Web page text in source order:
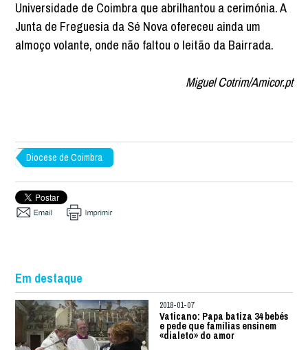
Universidade de Coimbra que abrilhantou a cerimónia. A
Junta de Freguesia da Sé Nova ofereceu ainda um
almoço volante, onde não faltou o leitão da Bairrada.
Miguel Cotrim/Amicor.pt
Diocese de Coimbra
Em destaque
2018-01-07
Vaticano: Papa batiza 34 bebés
e pede que famílias ensinem
«dialeto» do amor